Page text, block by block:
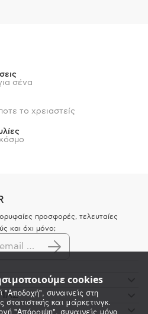
cookies
"Αποδοχή", συναινείς στη
και μάρκετινγκ.
"Απόρριψη", συναινείς μόνο
σένα
το χρειαστείς
προσφορές, τελευταίες
και όχι μόνο;